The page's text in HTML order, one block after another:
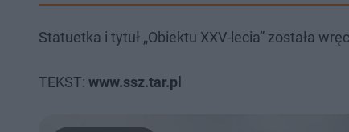
Statuetka i tytuł „Obiektu XXV-lecia” została
TEKST: www.ssz.tar.pl